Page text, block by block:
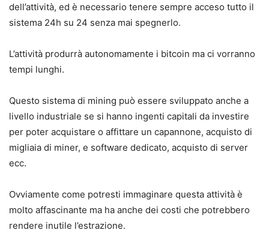
dell’attività, ed è necessario tenere sempre acceso tutto il
sistema 24h su 24 senza mai spegnerlo.
L’attività produrrà autonomamente i bitcoin ma ci vorranno
tempi lunghi.
Questo sistema di mining può essere sviluppato anche a
livello industriale se si hanno ingenti capitali da investire
per poter acquistare o affittare un capannone, acquisto di
migliaia di miner, e software dedicato, acquisto di server
ecc.
Ovviamente come potresti immaginare questa attività è
molto affascinante ma ha anche dei costi che potrebbero
rendere inutile l’estrazione.